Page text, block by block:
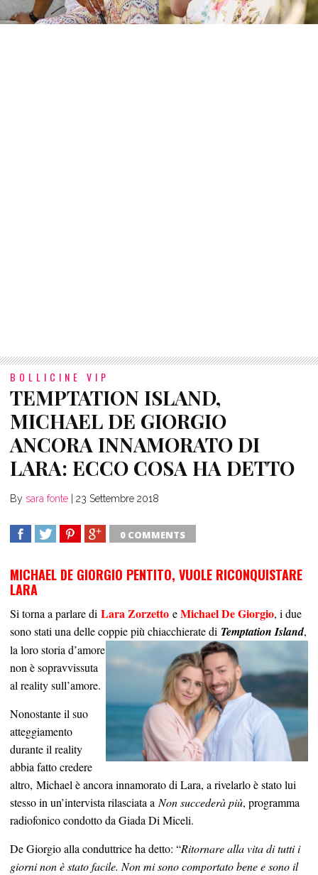
BOLLICINE VIP
TEMPTATION ISLAND,
MICHAEL DE GIORGIO
ANCORA INNAMORATO DI
LARA: ECCO COSA HA DETTO
By sara fonte 23 Settembre 2018
0 COMMENTS
MICHAEL DE GIORGIO PENTITO, VUOLE RICONQUISTARE
LARA
Si torna a parlare di Lara Zorzetto eMichael De Giorgio, i due
sono stati una delle coppie più chiacchieratedi Temptation Island,
la loro storia d’amore
non è sopravvissuta
al reality sull’amore.
Nonostante il suo
atteggiamento
durante il reality
abbia fatto credere
altro, Michael è ancora innamorato di Lara, a rivelarlo è stato lui
stesso in un’intervista rilasciata aNon succederà più, programma
radiofonico condotto da Giada Di Miceli.
De Giorgio alla conduttrice ha detto: “Ritornare alla vita di tutti i
giorni non è stato facile. Non mi sono comportato bene e sono il